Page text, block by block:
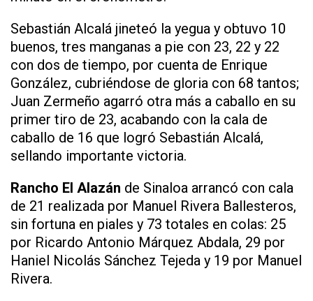
Sebastián Alcalá jineteó la yegua y obtuvo 10
buenos, tres manganas a pie con 23, 22 y 22
con dos de tiempo, por cuenta de Enrique
González, cubriéndose de gloria con 68 tantos;
Juan Zermeño agarró otra más a caballo en su
primer tiro de 23, acabando con la cala de
caballo de 16 que logró Sebastián Alcalá,
sellando importante victoria.
Rancho El Alazán de Sinaloa arrancó con cala
de 21 realizada por Manuel Rivera Ballesteros,
sin fortuna en piales y 73 totales en colas: 25
por Ricardo Antonio Márquez Abdala, 29 por
Haniel Nicolás Sánchez Tejeda y 19 por Manuel
Rivera.